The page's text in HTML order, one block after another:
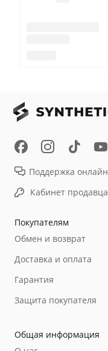
Покупателям
Обмен и возврат
Доставка и оплата
Гарантия
Защита покупателя
Общая информация
Поддержка онлайн
Кабинет продавца